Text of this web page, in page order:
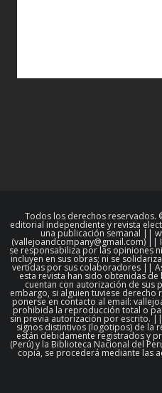
Todos los derechos reservados.
editorial independiente y revista
una publicación semanal ||
(vallejoandcompany@gmail.com) ||
se responsabiliza por las opiniones
incluyen en sus obras; ni se
vertidas por sus colaboradores ||
esta revista han sido obtenidas
cuentan con autorización de sus
embargo, si alguien tuviese
ponerse en contacto al email:
prohibida la reproducción total o
sin previa autorización por escrito.
signos distintivos (logotipos) de la
están debidamente registrados y
(Perú) y la Biblioteca Nacional del
copia, se procederá mediante las